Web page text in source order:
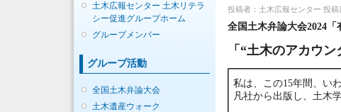
土木広報センター 土木リテラ
シー促進グループホーム
グループメンバー
グループ活動
全国土木弁論大会
土木遺産ウォーク
投稿者： 土木広報センター 投稿
全国土木弁論大会2024
「“土木のアカウ
私は、この15年間、い
凡社から出版し、土木